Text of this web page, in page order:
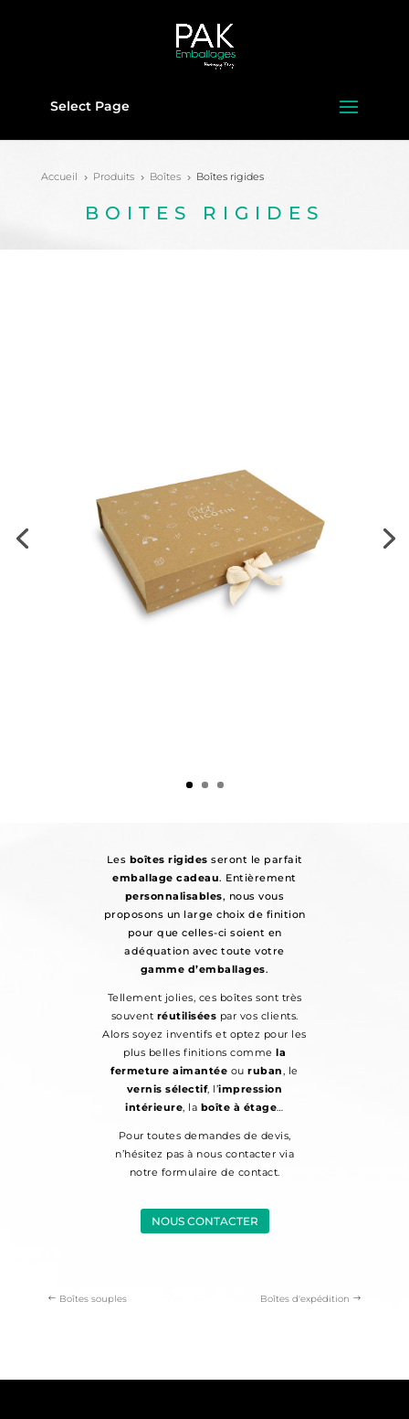
Select Page
Accueil 5 Produits 5 Boîtes 5 Boîtes rigides
BOITES RIGIDES
Les boîtes rigides seront le parfait
emballage cadeau. Entièrement
personnalisables, nous vous
proposons un large choix de finition
pour que celles-ci soient en
adéquation avec toute votre
gamme d’emballages.
Tellement jolies, ces boîtes sont très
souvent réutilisées par vos clients.
Alors soyez inventifs et optez pour les
plus belles finitions comme la
fermeture aimantée ou ruban, le
vernis sélectif, l’impression
intérieure, la boîte à étage…
Pour toutes demandes de devis,
n’hésitez pas à nous contacter via
notre formulaire de contact.
NOUS CONTACTER
Boîtes souples Boîtes d'expédition